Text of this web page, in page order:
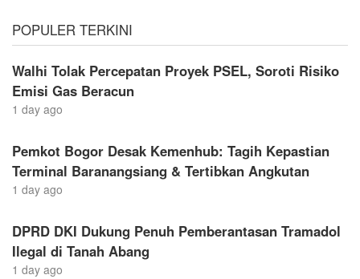
POPULER TERKINI
Walhi Tolak Percepatan Proyek PSEL, Soroti Risiko
Emisi Gas Beracun
1 day ago
Pemkot Bogor Desak Kemenhub: Tagih Kepastian
Terminal Baranangsiang & Tertibkan Angkutan
1 day ago
DPRD DKI Dukung Penuh Pemberantasan Tramadol
Ilegal di Tanah Abang
1 day ago